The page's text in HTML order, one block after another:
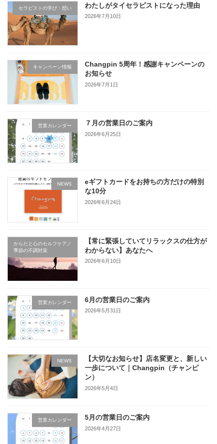
セラピストの学び・想い わたしがタイセラピストになった理由
2026年7月10日
キャンペーン情報
Changpin 5周年！感謝キャンペーンの
お知らせ
2026年7月1日
営業カレンダー ７月の営業日のご案内
2026年6月25日
NEWS
eギフトカードをお持ちの方だけの特別
な10分
2026年6月24日
からだと心のセルフケア／
季節の不調対策
【常に緊張していてリラックスの仕方が
わからない】あなたへ
2026年6月10日
営業カレンダー 6月の営業日のご案内
2026年5月31日
NEWS
【大切なお知らせ】店名変更と、新しい
一歩について｜Changpin（チャンピ
ン）
2026年5月4日
営業カレンダー 5月の営業日のご案内
2026年4月27日